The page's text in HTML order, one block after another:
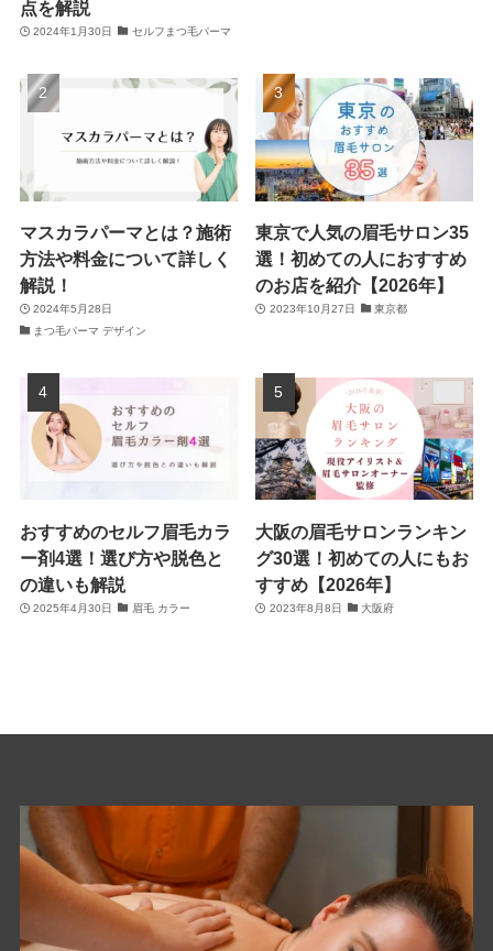
点を解説
2024年1月30日 セルフまつ毛パーマ
マスカラパーマとは？施術
方法や料金について詳しく
解説！
2024年5月28日
まつ毛パーマ デザイン
東京で人気の眉毛サロン35
選！初めての人におすすめ
のお店を紹介【2026年】
2023年10月27日 東京都
おすすめのセルフ眉毛カラ
ー剤4選！選び方や脱色と
の違いも解説
2025年4月30日 眉毛 カラー
大阪の眉毛サロンランキン
グ30選！初めての人にもお
すすめ【2026年】
2023年8月8日 大阪府